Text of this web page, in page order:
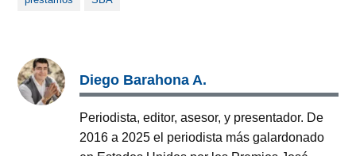
Diego Barahona A.
Periodista, editor, asesor, y presentador. De
2016 a 2025 el periodista más galardonado